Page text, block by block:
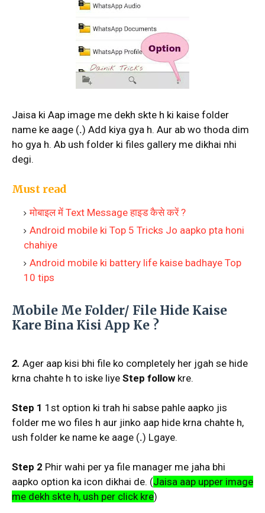
Jaisa ki Aap image me dekh skte h ki kaise folder
name ke aage (.) Add kiya gya h. Aur ab wo thoda dim
ho gya h. Ab ush folder ki files gallery me dikhai nhi
degi.
Must read
मोबाइल में Text Message हाइड कैसे करें ?
Android mobile ki Top 5 Tricks Jo aapko pta honi
chahiye
Android mobile ki battery life kaise badhaye Top
10 tips
Mobile Me Folder/ File Hide Kaise
Kare Bina Kisi App Ke ?
2. Ager aap kisi bhi file ko completely her jgah se hide
krna chahte h to iske liye Step follow kre.
Step 1 1st option ki trah hi sabse pahle aapko jis
folder me wo files h aur jinko aap hide krna chahte h,
ush folder ke name ke aage (.) Lgaye.
Step 2 Phir wahi per ya file manager me jaha bhi
aapko option ka icon dikhai de. (Jaisa aap upper image
me dekh skte h, ush per click kre)